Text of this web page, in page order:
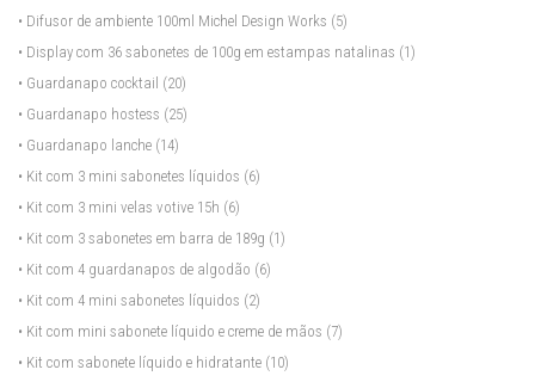
• Difusor de ambiente 100ml Michel Design Works (5)
• Display com 36 sabonetes de 100g em estampas natalinas (1)
• Guardanapo cocktail (20)
• Guardanapo hostess (25)
• Guardanapo lanche (14)
• Kit com 3 mini sabonetes líquidos (6)
• Kit com 3 mini velas votive 15h (6)
• Kit com 3 sabonetes em barra de 189g (1)
• Kit com 4 guardanapos de algodão (6)
• Kit com 4 mini sabonetes líquidos (2)
• Kit com mini sabonete líquido e creme de mãos (7)
• Kit com sabonete líquido e hidratante (10)